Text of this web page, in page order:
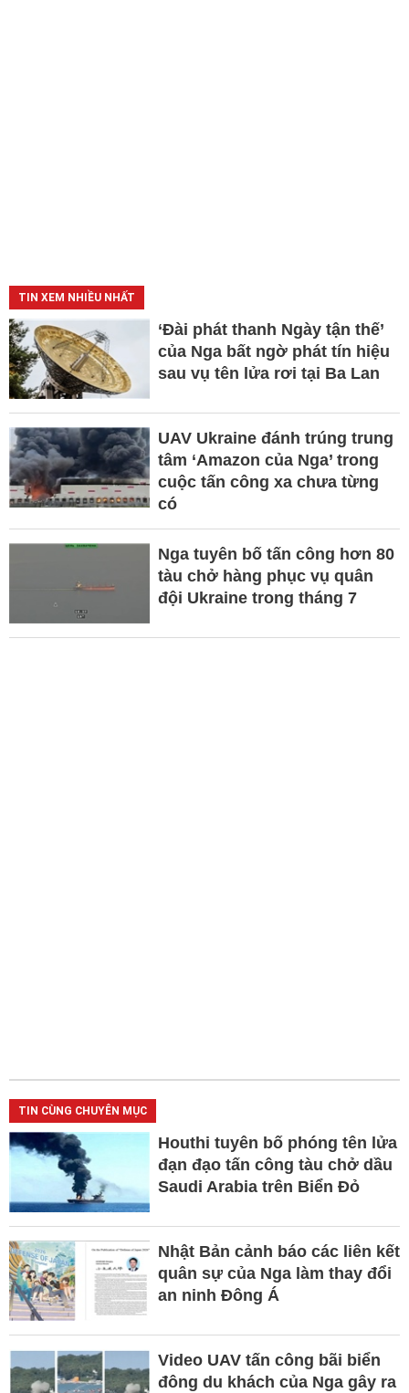
TIN XEM NHIỀU NHẤT
‘Đài phát thanh Ngày tận thế’
của Nga bất ngờ phát tín hiệu
sau vụ tên lửa rơi tại Ba Lan
UAV Ukraine đánh trúng trung
tâm ‘Amazon của Nga’ trong
cuộc tấn công xa chưa từng
có
Nga tuyên bố tấn công hơn 80
tàu chở hàng phục vụ quân
đội Ukraine trong tháng 7
TIN CÙNG CHUYÊN MỤC
Houthi tuyên bố phóng tên lửa
đạn đạo tấn công tàu chở dầu
Saudi Arabia trên Biển Đỏ
Nhật Bản cảnh báo các liên kết
quân sự của Nga làm thay đổi
an ninh Đông Á
Video UAV tấn công bãi biển
đông du khách của Nga gây ra